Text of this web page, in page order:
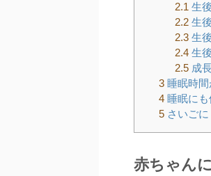
2.1生
2.2生
2.3生
2.4生
2.5成
3 睡眠時
4 睡眠に
5 さいごに
赤ちゃん